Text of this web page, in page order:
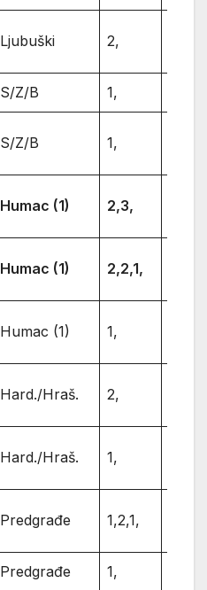
Ljubuški 2,
S/Z/B 1,
S/Z/B 1,
Humac (1) 2,3,
Humac (1) 2,2,1,
Humac (1) 1,
Hard./Hraš. 2,
Hard./Hraš. 1,
Predgrađe 1,2,1,
Predgrađe 1,